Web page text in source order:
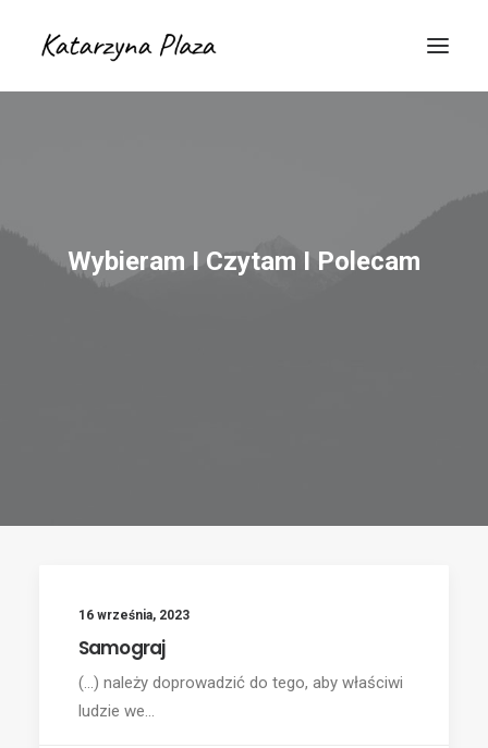
Wybieram I Czytam I Polecam
16 września, 2023
Samograj
(...) należy doprowadzić do tego, aby właściwi
ludzie we…